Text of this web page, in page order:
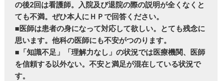
の後2回は看護師。入院及び退院の際の説明が全くなくと
ても不満。ぜひ本人にＨＰで回答ください。
■医師は患者の身になって対応して欲しい。とても残念に
思います。他科の医師にも不安がつのります。
■「知識不足」「理解力なし」の状況では医療機関、医師
を信頼する以外ない。不安と満足が混在している状況で
す。